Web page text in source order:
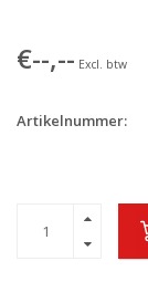
€--,-- Excl. btw
Artikelnummer: